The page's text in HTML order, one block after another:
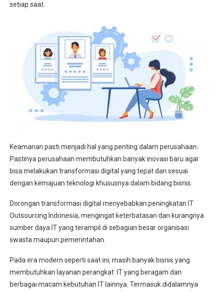
setiap saat.
Keamanan pasti menjadi hal yang penting dalam perusahaan.
Pastinya perusahaan membutuhkan banyak inovasi baru agar
bisa melakukan transformasi digital yang tepat dan sesuai
dengan kemajuan teknologi khususnya dalam bidang bisnis.
Dorongan transformasi digital menyebabkan peningkatan IT
Outsourcing Indonesia, mengingat keterbatasan dan kurangnya
sumber daya IT yang terampil di sebagian besar organisasi
swasta maupun pemerintahan.
Pada era modern seperti saat ini, masih banyak bisnis yang
membutuhkan layanan perangkat IT yang beragam dan
berbagai macam kebutuhan IT lainnya. Termasuk didalamnya